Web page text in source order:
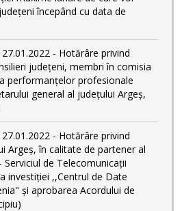
începând cu data de
- Hotărâre privind
județeni, membri în comisia
performanțelor profesionale
general al județului Argeș,
- Hotărâre privind
Argeș, în calitate de partener al
de Telecomunicații
investiției ,,Centrul de Date
și aprobarea Acordului de